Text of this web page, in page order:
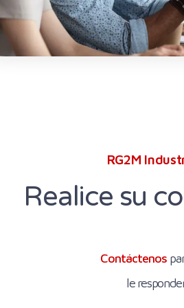
RG2M
Realice su
Contáctenos
le